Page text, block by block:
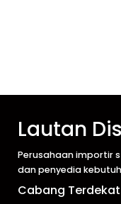
Lautan
Perusahaan importir
dan penyedia
Cabang